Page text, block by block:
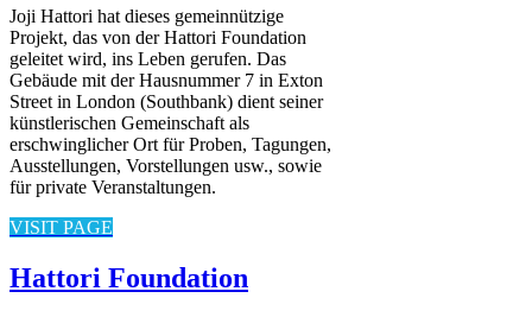
Joji Hattori hat dieses gemeinnützige
Projekt, das von der Hattori Foundation
geleitet wird, ins Leben gerufen. Das
Gebäude mit der Hausnummer 7 in Exton
Street in London (Southbank) dient seiner
künstlerischen Gemeinschaft als
erschwinglicher Ort für Proben, Tagungen,
Ausstellungen, Vorstellungen usw., sowie
für private Veranstaltungen.
VISIT PAGE
Hattori Foundation